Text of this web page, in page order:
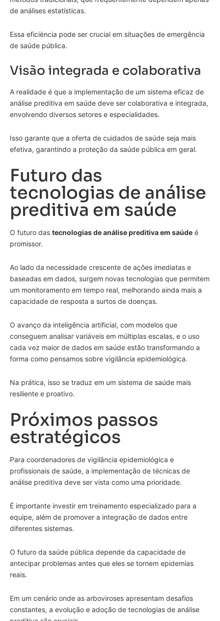
de análises estatísticas.
Essa eficiëncia pode ser crucial em situações de emergência
de saúde pública.
Visão integrada e colaborativa
A realidade é que a implementação de um sistema eficaz de
análise preditiva em saúde deve ser colaborativa e integrada,
envolvendo diversos setores e especialidades.
Isso garante que a oferta de cuidados de saúde seja mais
efetiva, garantindo a proteção da saúde pública em geral.
Futuro das
tecnologias de análise
preditiva em saúde
O futuro das tecnologias de análise preditiva em saúde é
promissor.
Ao lado da necessidade crescente de ações imediatas e
baseadas em dados, surgem novas tecnologias que permitem
um monitoramento em tempo real, melhorando ainda mais a
capacidade de resposta a surtos de doenças.
O avanço da inteligência artificial, com modelos que
conseguem analisar variáveis em múltiplas escalas, e o uso
cada vez maior de dados em saúde estão transformando a
forma como pensamos sobre vigilância epidemiológica.
Na prática, isso se traduz em um sistema de saúde mais
resiliente e proativo.
Próximos passos
estratégicos
Para coordenadores de vigilância epidemiológica e
profissionais de saúde, a implementação de técnicas de
análise preditiva deve ser vista como uma prioridade.
É importante investir em treinamento especializado para a
equipe, além de promover a integração de dados entre
diferentes sistemas.
O futuro da saúde pública depende da capacidade de
antecipar problemas antes que eles se tornem epidemias
reais.
Em um cenário onde as arboviroses apresentam desafios
constantes, a evolução e adoção de tecnologias de análise